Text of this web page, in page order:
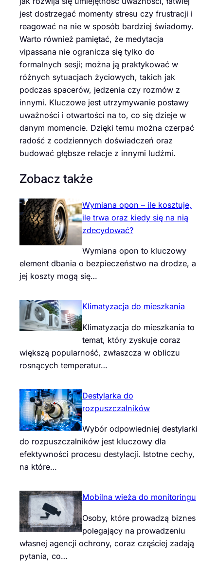
jest dostrzegać momenty stresu czy frustracji i
reagować na nie w sposób bardziej świadomy.
Warto również pamiętać, że medytacja
vipassana nie ogranicza się tylko do
formalnych sesji; można ją praktykować w
różnych sytuacjach życiowych, takich jak
podczas spacerów, jedzenia czy rozmów z
innymi. Kluczowe jest utrzymywanie postawy
uważności i otwartości na to, co się dzieje w
danym momencie. Dzięki temu można czerpać
radość z codziennych doświadczeń oraz
budować głębsze relacje z innymi ludźmi.
Zobacz także
Wymiana opon – ile kosztuje,
ile trwa oraz kiedy się na nią
zdecydować?
Wymiana opon to kluczowy
element dbania o bezpieczeństwo na drodze, a
jej koszty mogą się…
Klimatyzacja do mieszkania
Klimatyzacja do mieszkania to
temat, który zyskuje coraz
większą popularność, zwłaszcza w obliczu
rosnących temperatur…
Destylarka do
rozpuszczalników
Wybór odpowiedniej destylarki
do rozpuszczalników jest kluczowy dla
efektywności procesu destylacji. Istotne cechy,
na które…
Mobilna wieża do monitoringu
Osoby, które prowadzą biznes
polegający na prowadzeniu
własnej agencji ochrony, coraz częściej zadają
pytania, co…